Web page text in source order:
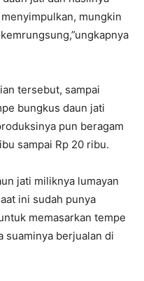
mungkin
tersebut, sampai
bungkus daun jati
pun beragam
sampai Rp 20 ribu.
jati miliknya lumayan
ini sudah punya
memasarkan tempe
suaminya berjualan di